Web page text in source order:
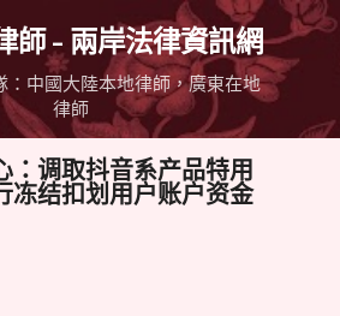
跳到主要內容
師 - 兩岸法律資訊網
：中國大陸本地律師，廣東在地
律師
：调取抖音系产品特用
冻结扣划用户账户资金